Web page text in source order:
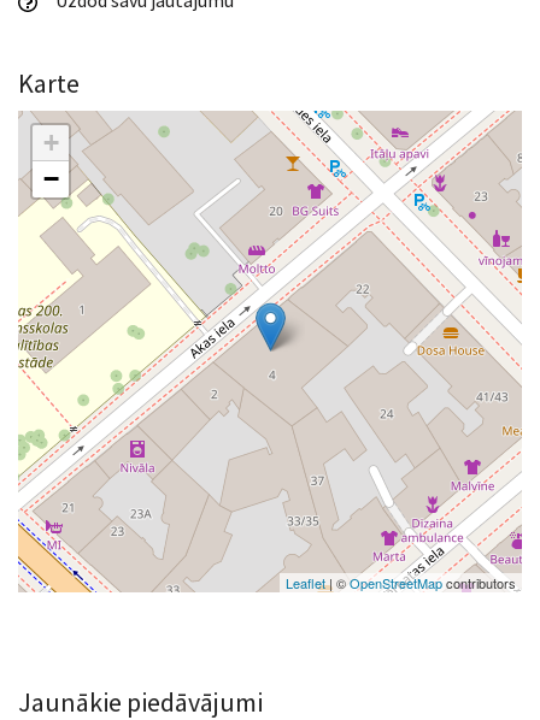
Karte
+
−
Leaflet| ©OpenStreetMapcontributors
Jaunākie piedāvājumi